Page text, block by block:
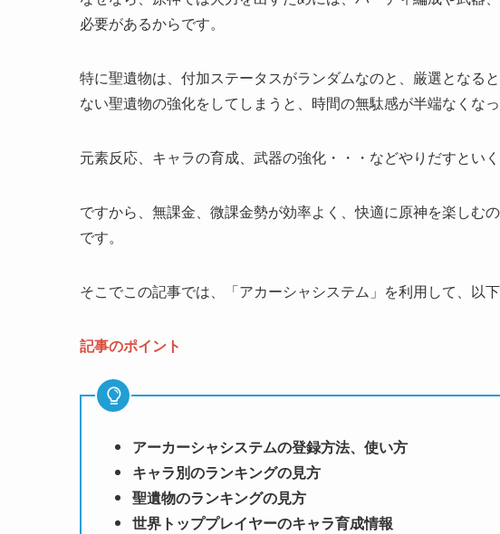
必要があるからです。
特に聖遺物は、付加ステータスがランダムなのと、厳選となる
ない聖遺物の強化をしてしまうと、時間の無駄感が半端なくなっ
元素反応、キャラの育成、武器の強化・・・などやりだすとい
ですから、無課金、微課金勢が効率よく、快適に原神を楽しむ
です。
そこでこの記事では、「アカーシャシステム」を利用して、以
記事のポイント
アーカーシャシステムの登録方法、使い方
キャラ別のランキングの見方
聖遺物のランキングの見方
世界トッププレイヤーのキャラ育成情報